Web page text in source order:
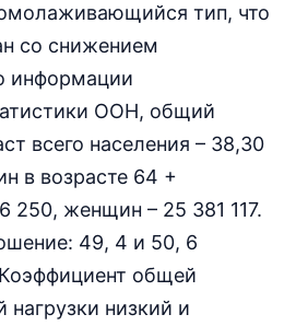
тип, что
со снижением
информации
ООН, общий
всего населения – 38,30
в возрасте 64 +
250, женщин – 25 381 117.
49, 4 и 50, 6
общей
нагрузки низкий и